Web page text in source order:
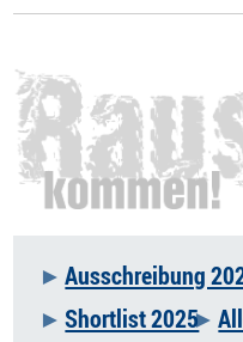
Navigation
Ausschreibung
Shortlist 2025